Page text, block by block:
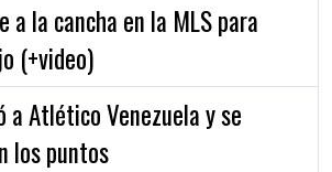
a la cancha en la MLS para
(+video)
a Atlético Venezuela y se
los puntos